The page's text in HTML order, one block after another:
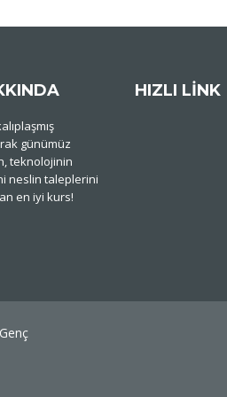
günümüz
teknolojinin
neslin taleplerini
en iyi kurs!
HIZLI LİNK